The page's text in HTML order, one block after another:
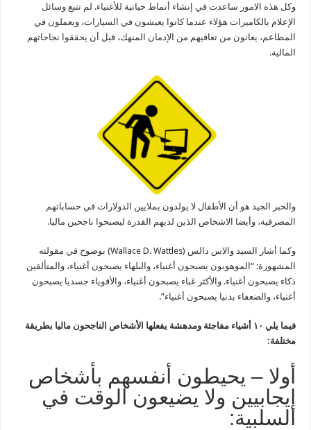
وكل هذه الامور ساعدت في إنشاء أنماط حياتية للأغنياء. لم تتبع وسائل
الإعلام بالكاميرات هؤلاء عندما كانوا يعيشون في السيارات، ويعملون في
المطاعم، يعانون من تعافيهم من الإدمان المنهك، قبل أن يحققوا نجاحاتهم
المالية.
والخبر الجيد هو أن الأطفال لا يولدون بملايين الدولارات في حساباتهم
المصرفية، وأيضا الاشخاص الذين لديهم القدرة ليصبحوا ناجحين ماليا.
وكما أشار السيد والاس دالس (Wallace D. Wattles) بوضوح في مقولته
المشهورة: “الموهوبون يصبحون أغنياء، والبلهاء يصبحون أغنياء، والمتألقين
ذكاء يصبحون أغنياء. والأكثر غباء يصبحون أغنياء، والأقوياء جسديا يصبحون
أغنياء، والضعفاء بدنيا يصبحون أغنياء”.
فيما يلي ١٠ أشياء مفاجئة ومدهشة يفعلها الأشخاص الناجحون ماليا بطريقة
مختلفة:
أولا – يحيطون أنفسهم بأشخاص
إيجابيين ولا يضيعون الوقت في
السلبية: